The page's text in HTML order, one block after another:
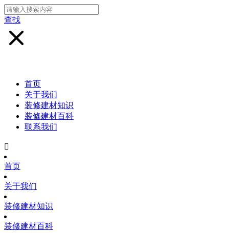
查找
首页
关于我们
装修建材知识
装修建材百科
联系我们

首页
关于我们
装修建材知识
装修建材百科